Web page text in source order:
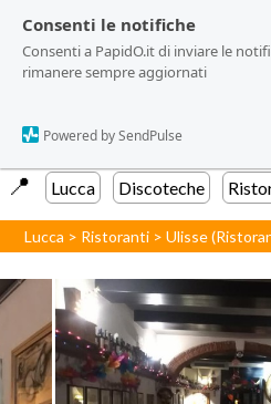
Consenti le notifiche
Consenti a PapidO.it di inviare le
rimanere sempre aggiornati
Powered by SendPulse
Consenti le notifiche
Consenti a PapidO.it di inviare le
rimanere sempre aggiornati
Powered by SendPulse
📍️ Lucca Discoteche
Lucca > Ristoranti >Ulisse